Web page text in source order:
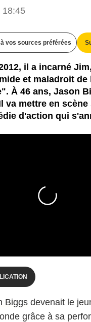
18:45
vos sources préférées
il a incarné
et maladroit de
À 46 ans, Jason
va mettre en
d'action qui
Biggs devenait le
grâce à sa